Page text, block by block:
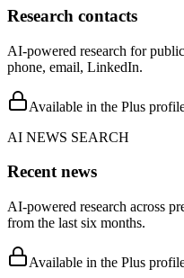
Research contacts
AI-powered research for
phone, email, LinkedIn.
Available in the Plus
AI NEWS SEARCH
Recent news
AI-powered research across
from the last six months.
Available in the Plus